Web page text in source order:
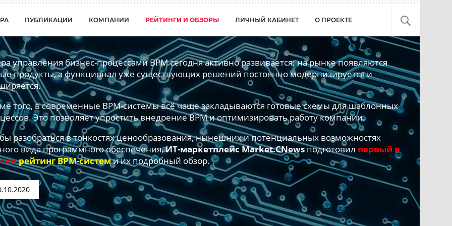
ПУБЛИКАЦИИ КОМПАНИИ РЕЙТИНГИ И ОБЗОРЫ ЛИЧНЫЙ КАБИНЕТ О ПРОЕКТЕ
управления бизнес-процессами BPM сегодня активно развивается: на рынке появляются
продукты, а функционал уже существующих решений постоянно модернизируется и
того, в современные BPM-системы всё чаще закладываются готовые схемы для шаблонных
Это позволяет упростить внедрение BPM и оптимизировать работу компании.
разобраться в тонкостях ценообразования, нынешних и потенциальных возможностях
вида программного обеспечения,ИТ-маркетплейс Market.CNewsподготовил первый в
рейтинг BPM-системи их подробный обзор.